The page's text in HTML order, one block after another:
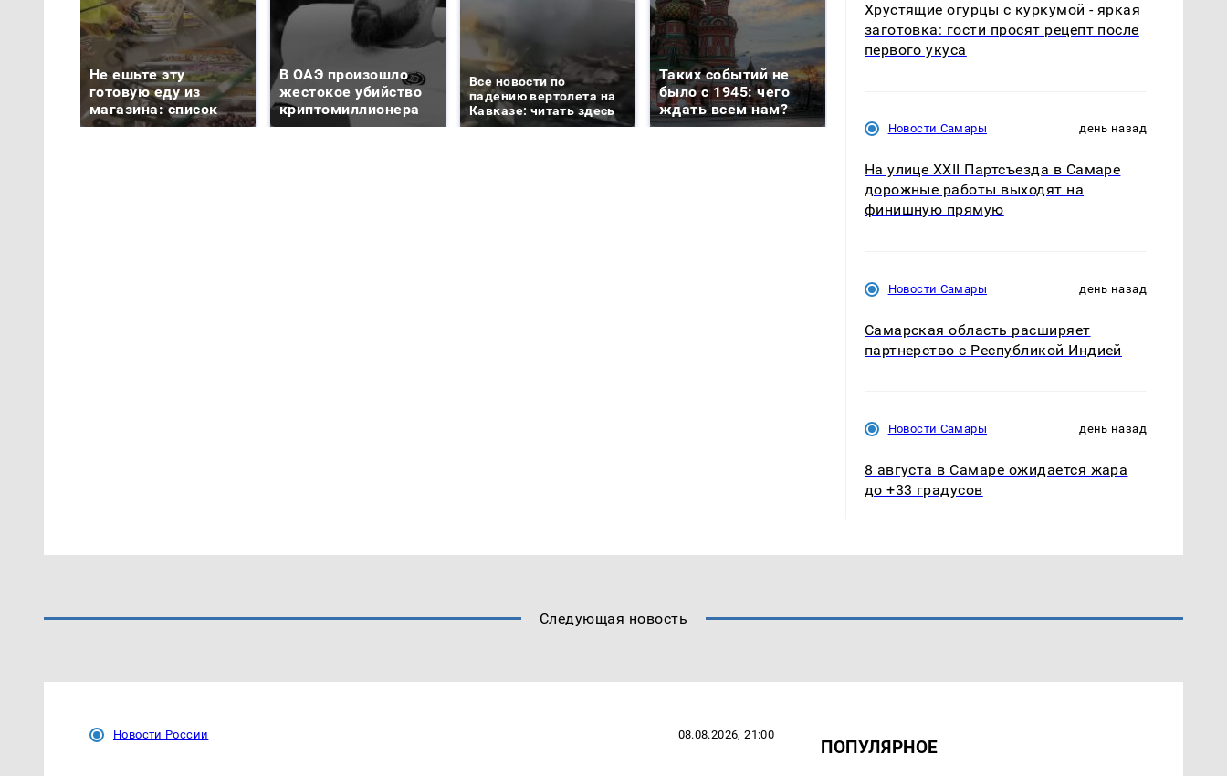
Не ешьте эту
готовую еду из
магазина: список
В ОАЭ произошло
жестокое убийство
криптомиллионера
Все новости по
падению вертолета на
Кавказе: читать здесь
Таких событий не
было с 1945: чего
ждать всем нам?
Хрустящие огурцы с куркумой - яркая
заготовка: гости просят рецепт после
первого укуса
Новости Самары день назад
На улице XXII Партсъезда в Самаре
дорожные работы выходят на
финишную прямую
Новости Самары день назад
Самарская область расширяет
партнерство с Республикой Индией
Новости Самары день назад
8 августа в Самаре ожидается жара
до +33 градусов
Следующая новость
Новости России 08.08.2026, 21:00
ПОПУЛЯРНОЕ